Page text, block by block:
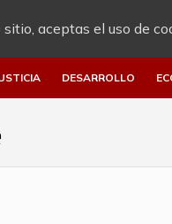
aceptas el uso de
DESARROLLO